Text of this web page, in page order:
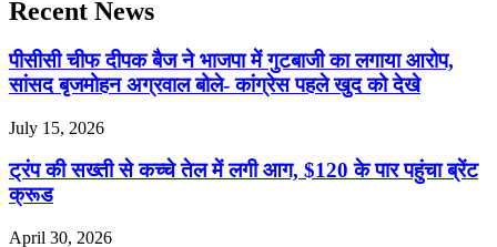
Recent News
पीसीसी चीफ दीपक बैज ने भाजपा में गुटबाजी का लगाया आरोप,
सांसद बृजमोहन अग्रवाल बोले- कांग्रेस पहले खुद को देखे
July 15, 2026
ट्रंप की सख्ती से कच्चे तेल में लगी आग, $120 के पार पहुंचा ब्रेंट
क्रूड
April 30, 2026